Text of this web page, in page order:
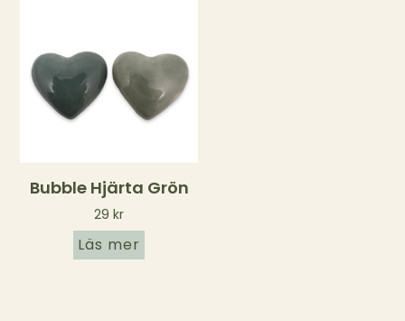
Bubble Hjärta Grön
29kr
Läs mer